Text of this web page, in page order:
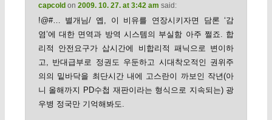
capcoldon 2009. 10. 27. at 3:42 am said:
!@#… 별개님/ 옙, 이 비유를 연장시키자면 담론 ‘감
염’에 대한 면역과 방역 시스템의 부실함 아주 쩔죠. 합
리적 안전요구가 삽시간에 비합리적 패닉으로 변이하
고, 반대급부로 정권도 우둔하고 시대착오적인 권위주
의의 밑바닥을 최단시간 내에 고스란이 까보인 작년(아
니 올해까지 PD수첩 재판이라는 형식으로 지속되는) 광
우병 정국만 기억해봐도.